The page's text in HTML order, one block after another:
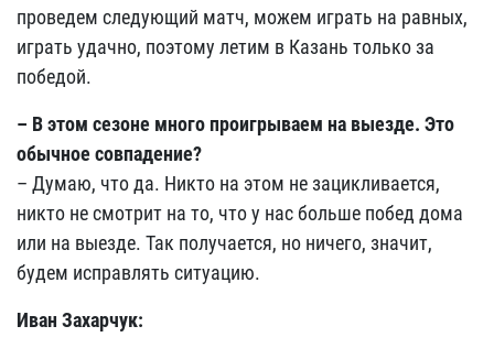
проведем следующий матч, можем играть на равных,
играть удачно, поэтому летим в Казань только за
победой.
– В этом сезоне много проигрываем на выезде. Это
обычное совпадение?
– Думаю, что да. Никто на этом не зацикливается,
никто не смотрит на то, что у нас больше побед дома
или на выезде. Так получается, но ничего, значит,
будем исправлять ситуацию.
Иван Захарчук: